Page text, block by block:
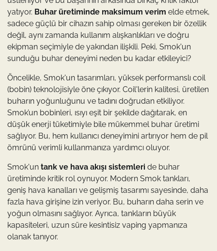
yatıyor. Buhar üretiminde maksimum verim elde etmek,
sadece güçlü bir cihazın sahip olması gereken bir özellik
değil, aynı zamanda kullanım alışkanlıkları ve doğru
ekipman seçimiyle de yakından ilişkili. Peki, Smok'un
sunduğu buhar deneyimi neden bu kadar etkileyici?
Öncelikle, Smok'un tasarımları, yüksek performanslı coil
(bobin) teknolojisiyle öne çıkıyor. Coil'lerin kalitesi, üretilen
buharın yoğunluğunu ve tadını doğrudan etkiliyor.
Smok’un bobinleri, ısıyı eşit bir şekilde dağıtarak, en
düşük enerji tüketimiyle bile mükemmel buhar üretimi
sağlıyor. Bu, hem kullanıcı deneyimini artırıyor hem de pil
ömrünü verimli kullanmanıza yardımcı oluyor.
Smok'un tank ve hava akışı sistemleri de buhar
üretiminde kritik rol oynuyor. Modern Smok tankları,
geniş hava kanalları ve gelişmiş tasarımı sayesinde, daha
fazla hava girişine izin veriyor. Bu, buharın daha serin ve
yoğun olmasını sağlıyor. Ayrıca, tankların büyük
kapasiteleri, uzun süre kesintisiz vaping yapmanıza
olanak tanıyor.